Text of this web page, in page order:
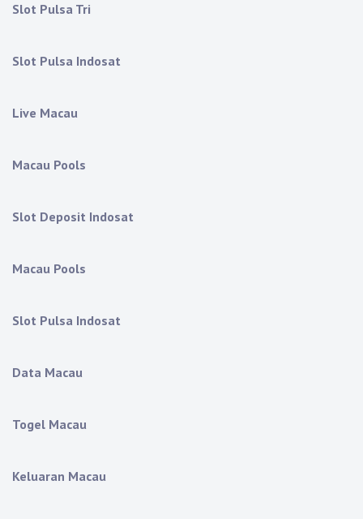
Slot Pulsa Tri
Slot Pulsa Indosat
Live Macau
Macau Pools
Slot Deposit Indosat
Macau Pools
Slot Pulsa Indosat
Data Macau
Togel Macau
Keluaran Macau